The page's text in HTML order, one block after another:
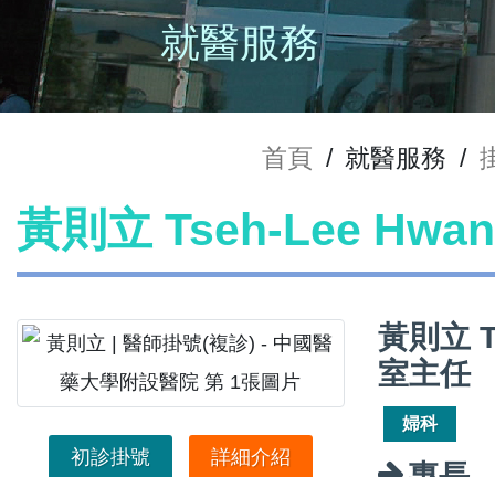
就醫服務
首頁 / 就醫服務 /
黃則立 Tseh-Lee
初診掛號 詳細介紹
黃則立
室主任
婦科